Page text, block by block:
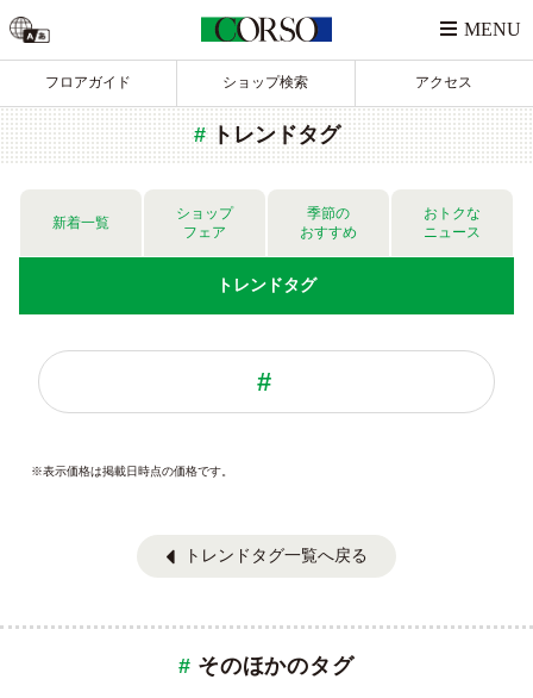
フロアガイド ショップ検索 アクセス
トレンドタグ
新着一覧
ショップ
フェア
季節の
おすすめ
おトクな
ニュース
トレンドタグ
※表示価格は掲載日時点の価格です。
トレンドタグ一覧へ戻る
そのほかのタグ